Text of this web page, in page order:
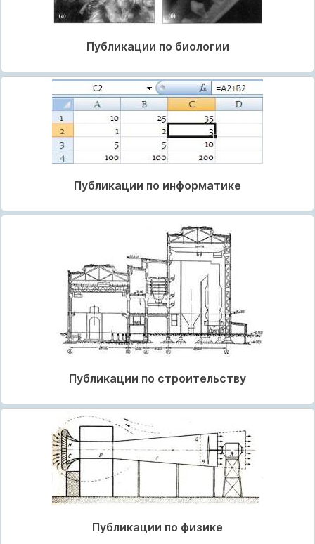
Публикации по биологии
Публикации по информатике
Публикации по строительству
Публикации по физике